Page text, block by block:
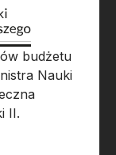
budżetu
Nauki
II.